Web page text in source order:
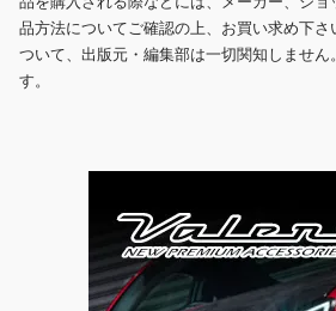
品方法についてご確認の上、お買い求め下さ
ついて、出版元・編集部は一切関知しません
す。